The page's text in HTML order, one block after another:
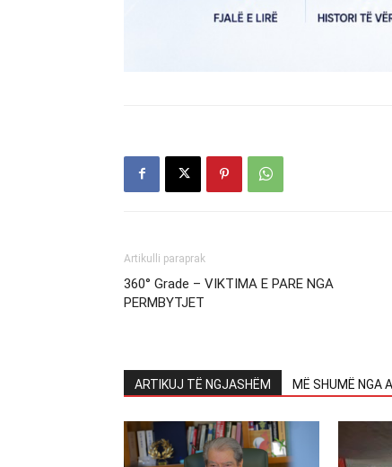
Artikulli paraprak
360° Grade – VIKTIMA E PARE NGA
PERMBYTJET
ARTIKUJ TË NGJASHËM MË SHUMË NGA